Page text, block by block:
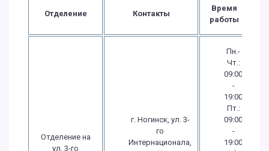
Отделение Контакты
Время
работы
Отделение на
ул. 3-го
г. Ногинск, ул. 3-
го
Интернационала,
Пн.-
Чт.:
09:00
-
19:00
Пт.:
09:00
-
19:00